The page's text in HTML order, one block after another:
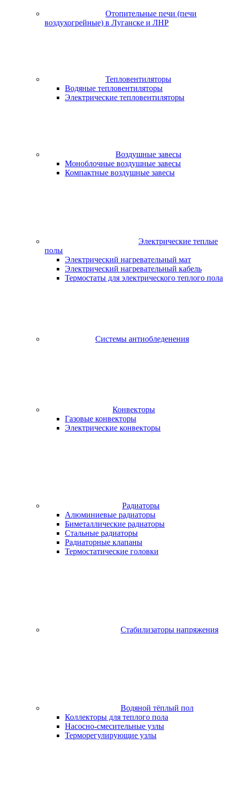
Отопительные печи (печи
воздухогрейные) в Луганске и ЛНР
Тепловентиляторы
Водяные тепловентиляторы
Электрические тепловентиляторы
Воздушные завесы
Моноблочные воздушные завесы
Компактные воздушные завесы
Электрические теплые
полы
Электрический нагревательный мат
Электрический нагревательный кабель
Термостаты для электрического теплого пола
Системы антиобледенения
Конвекторы
Газовые конвекторы
Электрические конвекторы
Радиаторы
Алюминиевые радиаторы
Биметаллические радиаторы
Стальные радиаторы
Радиаторные клапаны
Термостатические головки
Стабилизаторы напряжения
Водяной тёплый пол
Коллекторы для теплого пола
Насосно-смесительные узлы
Терморегулирующие узлы